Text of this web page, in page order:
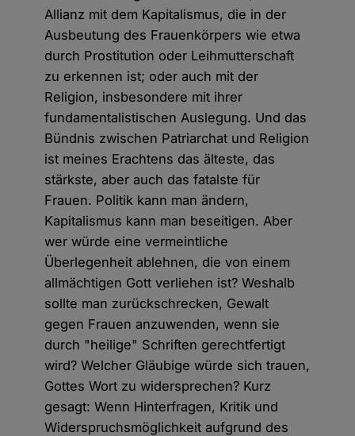
Allianz mit dem Kapitalismus, die in der
Ausbeutung des Frauenkörpers wie etwa
durch Prostitution oder Leihmutterschaft
zu erkennen ist; oder auch mit der
Religion, insbesondere mit ihrer
fundamentalistischen Auslegung. Und das
Bündnis zwischen Patriarchat und Religion
ist meines Erachtens das älteste, das
stärkste, aber auch das fatalste für
Frauen. Politik kann man ändern,
Kapitalismus kann man beseitigen. Aber
wer würde eine vermeintliche
Überlegenheit ablehnen, die von einem
allmächtigen Gott verliehen ist? Weshalb
sollte man zurückschrecken, Gewalt
gegen Frauen anzuwenden, wenn sie
durch "heilige" Schriften gerechtfertigt
wird? Welcher Gläubige würde sich trauen,
Gottes Wort zu widersprechen? Kurz
gesagt: Wenn Hinterfragen, Kritik und
Widerspruchsmöglichkeit aufgrund des